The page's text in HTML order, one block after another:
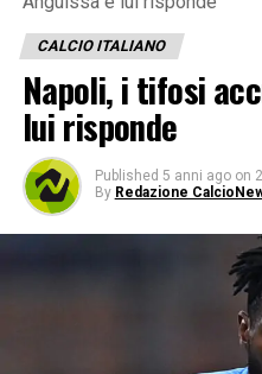
CALCIO ITALIANO
Napoli, i tifosi
lui risponde
Published 5 anni ago on
By Redazione